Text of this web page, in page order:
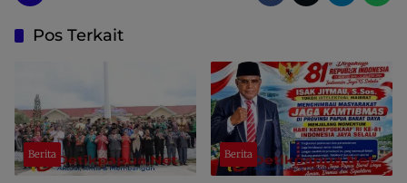
Pos Terkait
Berita Berita